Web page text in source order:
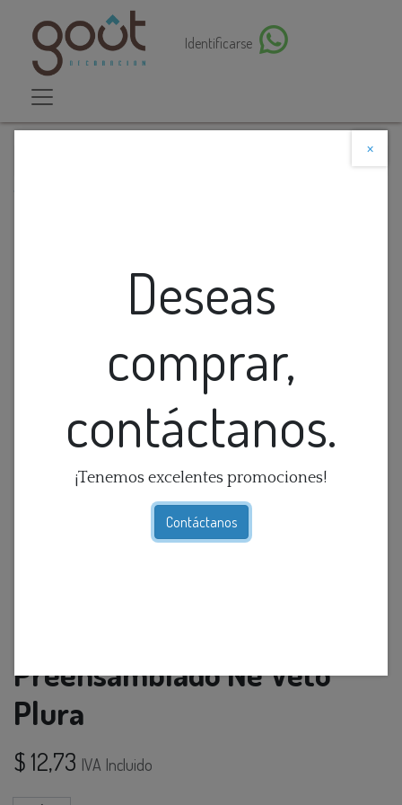
Identificarse
×
Deseas
comprar,
contáctanos.
¡Tenemos excelentes promociones!
Contáctanos
Preensamblado Ne Veto
Plura
$ 12,73 IVA Incluido